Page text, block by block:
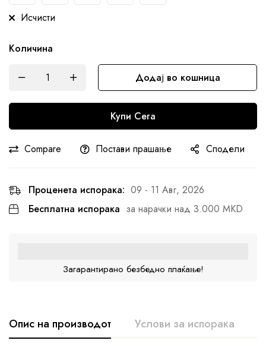
Исчисти
Количина
Додај во кошница
Купи Сега
Compare Постави прашање Сподели
Проценета испорака: 09 - 11 Авг, 2026
Бесплатна испорака за нарачки над 3.000 MKD
Загарантирано безбедно плаќање!
Опис на производот Услови за испорака